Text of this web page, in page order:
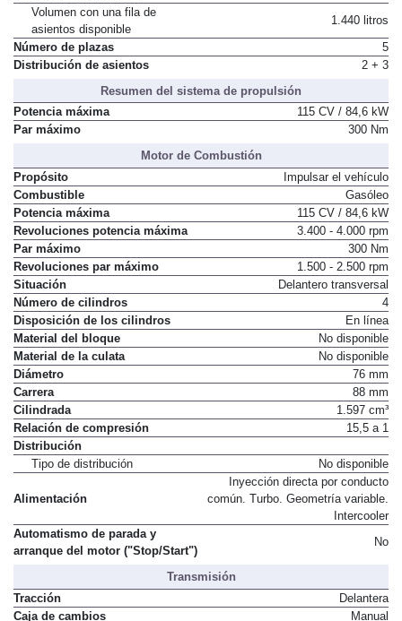
Volúmenes de maletero
Volumen con una fila de
asientos disponible
Número de plazas
5
Resumen del sistema de propulsión
Potencia máxima
115 CV / 84,6 kW
Motor de Combustión
Propósito
Impulsar el vehículo
Combustible
Gasóleo
Potencia máxima
115 CV / 84,6 kW
Revoluciones potencia máxima
3.400 - 4.000 rpm
Par máximo
300 Nm
Revoluciones par máximo
1.500 - 2.500 rpm
Situación
Delantero transversal
Número de cilindros
4
Disposición de los cilindros
En línea
Material del bloque
No disponible
Material de la culata
No disponible
Diámetro
76 mm
Carrera
88 mm
Cilindrada
1.597 cm³
Relación de compresión
Distribución
No disponible
Inyección directa por conducto
común. Turbo. Geometría variable.
Automatismo de parada y
Transmisión
Tracción
Delantera